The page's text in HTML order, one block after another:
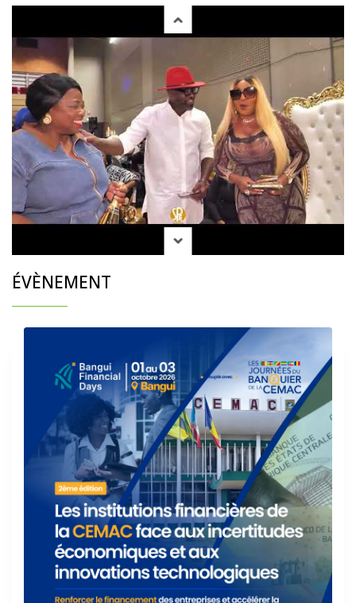
ÉVÈNEMENT